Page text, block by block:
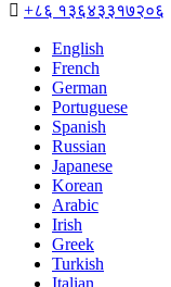
 +८६ १३६४३३१७२०६
English
French
German
Portuguese
Spanish
Russian
Japanese
Korean
Arabic
Irish
Greek
Turkish